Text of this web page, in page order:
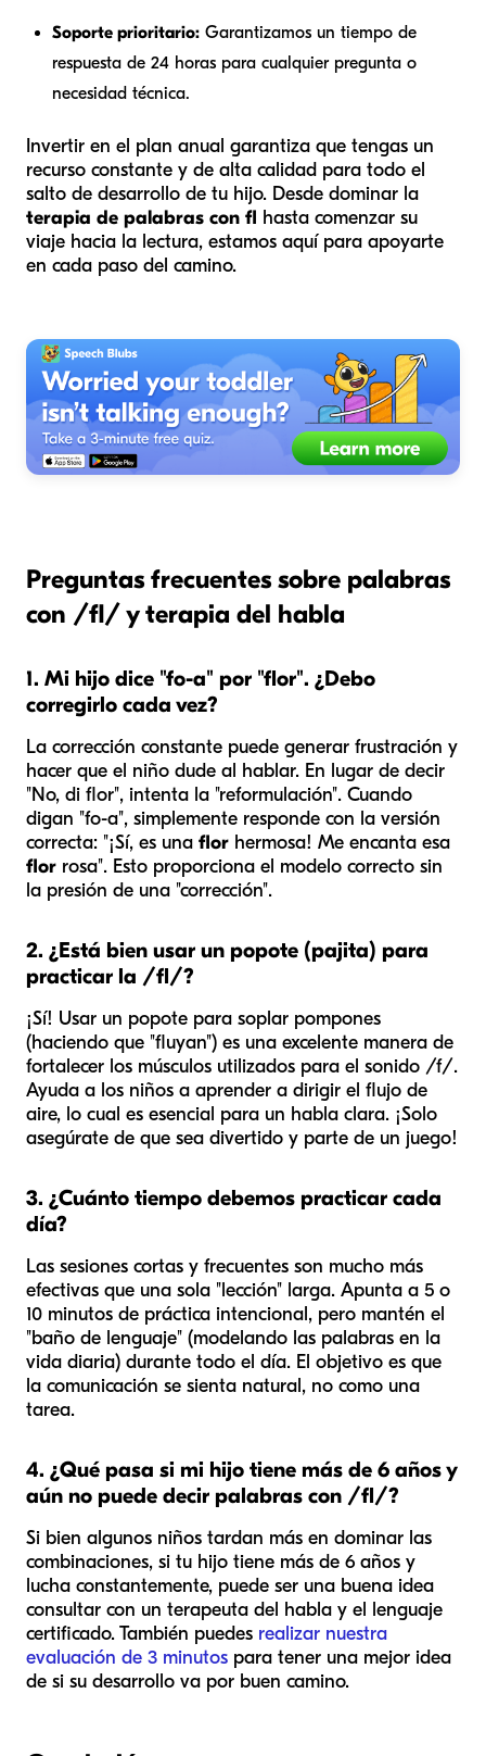
Soporte prioritario: Garantizamos un tiempo de
respuesta de 24 horas para cualquier pregunta o
necesidad técnica.
Invertir en el plan anual garantiza que tengas un
recurso constante y de alta calidad para todo el
salto de desarrollo de tu hijo. Desde dominar la
terapia de palabras con fl hasta comenzar su
viaje hacia la lectura, estamos aquí para apoyarte
en cada paso del camino.
Preguntas frecuentes sobre palabras
con /fl/ y terapia del habla
1. Mi hijo dice "fo-a" por "flor". ¿Debo
corregirlo cada vez?
La corrección constante puede generar frustración y
hacer que el niño dude al hablar. En lugar de decir
"No, di flor", intenta la "reformulación". Cuando
digan "fo-a", simplemente responde con la versión
correcta: "¡Sí, es una flor hermosa! Me encanta esa
flor rosa". Esto proporciona el modelo correcto sin
la presión de una "corrección".
2. ¿Está bien usar un popote (pajita) para
practicar la /fl/?
¡Sí! Usar un popote para soplar pompones
(haciendo que "fluyan") es una excelente manera de
fortalecer los músculos utilizados para el sonido /f/.
Ayuda a los niños a aprender a dirigir el flujo de
aire, lo cual es esencial para un habla clara. ¡Solo
asegúrate de que sea divertido y parte de un juego!
3. ¿Cuánto tiempo debemos practicar cada
día?
Las sesiones cortas y frecuentes son mucho más
efectivas que una sola "lección" larga. Apunta a 5 o
10 minutos de práctica intencional, pero mantén el
"baño de lenguaje" (modelando las palabras en la
vida diaria) durante todo el día. El objetivo es que
la comunicación se sienta natural, no como una
tarea.
4. ¿Qué pasa si mi hijo tiene más de 6 años y
aún no puede decir palabras con /fl/?
Si bien algunos niños tardan más en dominar las
combinaciones, si tu hijo tiene más de 6 años y
lucha constantemente, puede ser una buena idea
consultar con un terapeuta del habla y el lenguaje
certificado. También puedes realizar nuestra
evaluación de 3 minutos para tener una mejor idea
de si su desarrollo va por buen camino.